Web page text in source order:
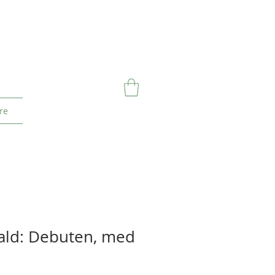
Debuten, med